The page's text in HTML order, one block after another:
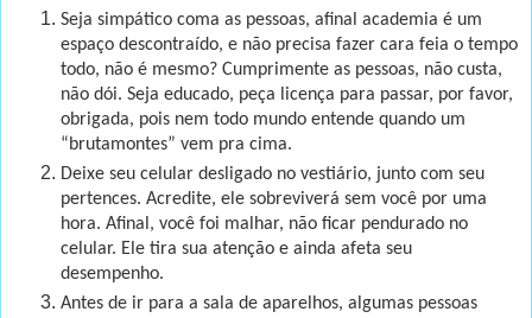
Seja simpático coma as pessoas, afinal academia é um
espaço descontraído, e não precisa fazer cara feia o tempo
todo, não é mesmo? Cumprimente as pessoas, não custa,
não dói. Seja educado, peça licença para passar, por favor,
obrigada, pois nem todo mundo entende quando um
“brutamontes” vem pra cima.
Deixe seu celular desligado no vestiário, junto com seu
pertences. Acredite, ele sobreviverá sem você por uma
hora. Afinal, você foi malhar, não ficar pendurado no
celular. Ele tira sua atenção e ainda afeta seu
desempenho.
Antes de ir para a sala de aparelhos, algumas pessoas